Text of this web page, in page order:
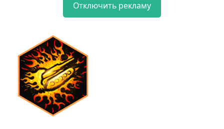
Отключить рекламу